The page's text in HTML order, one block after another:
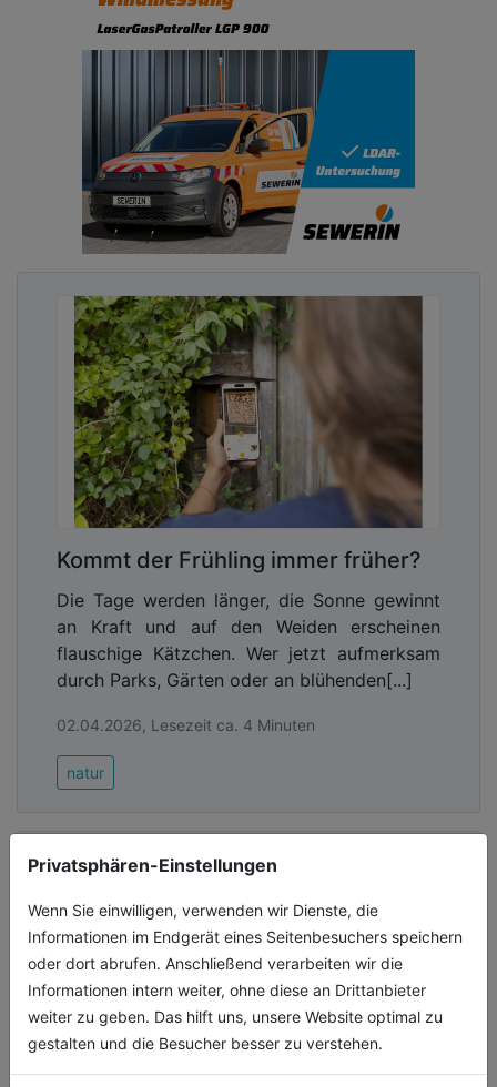
Privatsphären-Einstellungen
Wenn Sie einwilligen, verwenden wir Dienste, die
Informationen im Endgerät eines Seitenbesuchers speichern
oder dort abrufen. Anschließend verarbeiten wir die
Informationen intern weiter, ohne diese an Drittanbieter
weiter zu geben. Das hilft uns, unsere Website optimal zu
gestalten und die Besucher besser zu verstehen.
Kommt der Frühling immer früher?
Die Tage werden länger, die Sonne gewinnt
an Kraft und auf den Weiden erscheinen
flauschige Kätzchen. Wer jetzt aufmerksam
durch Parks, Gärten oder an blühenden[...]
02.04.2026, Lesezeit ca. 4 Minuten
natur
Raus aus der Kostenfalle:
für Gasausstieg
Mit den Eckpunkten zum Gebäude-
Modernisierungs-Gesetz hat die
Bundesregierung angekündigt, dass auf
unbestimmte Zeit wieder Gasheizungen